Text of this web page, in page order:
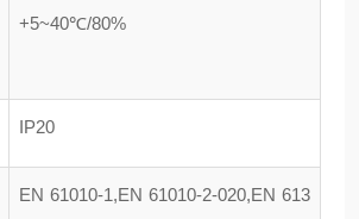
+5~40℃/80%
IP20
EN 61010-1,EN 61010-2-020,EN 613